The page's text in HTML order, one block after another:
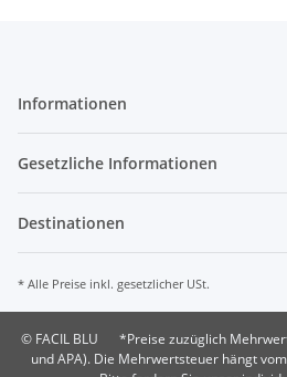
Informationen
Gesetzliche Informationen
Destinationen
* Alle Preise inkl. gesetzlicher USt.
© FACIL BLU
*Preise zuzüglich
und APA). Die Mehrwertsteuer hängt